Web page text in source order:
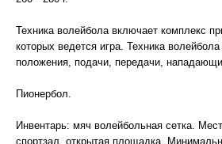
Техника волейбола включает комплекс
которых ведется игра. Техника
положения, подачи, передачи,
Пионербол.
Инвентарь: мяч волейбольная сетка.
спортзал, открытая площадка.